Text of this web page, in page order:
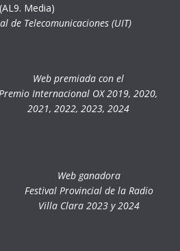
(AL9. Media)
de Telecomunicaciones (UIT)
Web premiada con el
Premio Internacional OX 2019, 2020,
2021, 2022, 2023, 2024
Web ganadora
Festival Provincial de la Radio
Villa Clara 2023 y 2024